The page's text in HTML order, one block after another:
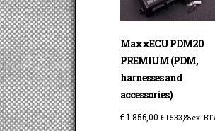
MaxxECU PDM20
PREMIUM (PDM,
harnesses and
accessories)
€1.856,00 € 1.533,88ex.